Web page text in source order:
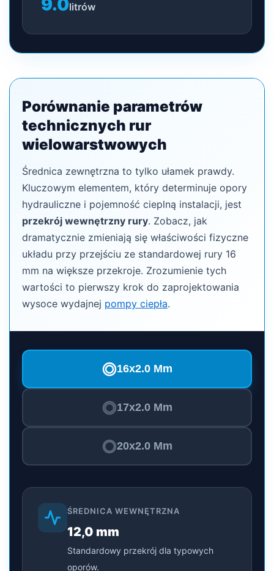
9.0litrów
Porównanie parametrów
technicznych rur
wielowarstwowych
Średnica zewnętrzna to tylko ułamek prawdy.
Kluczowym elementem, który determinuje opory
hydrauliczne i pojemność cieplną instalacji, jest
przekrój wewnętrzny rury. Zobacz, jak
dramatycznie zmieniają się właściwości fizyczne
układu przy przejściu ze standardowej rury 16
mm na większe przekroje. Zrozumienie tych
wartości to pierwszy krok do zaprojektowania
wysoce wydajnej pompy ciepła.
16x2.0 Mm
17x2.0 Mm
20x2.0 Mm
ŚREDNICA WEWNĘTRZNA
12,0 mm
Standardowy przekrój dla typowych
oporów.